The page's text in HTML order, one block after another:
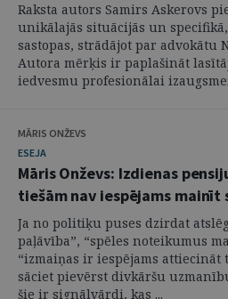
Raksta autors Samirs Askerovs
unikālajās situācijās un
sastopas, strādājot par advokātu
Autora mērķis ir paplašināt
iedvesmu profesionālai
MĀRIS ONŽEVS
ESEJA
Māris Onževs: Izdienas
tiešām nav iespējams mainīt
Ja no politiķu puses dzirdat
paļāvība”, “spēles noteikumus
“izmaiņas ir iespējams
sāciet pievērst divkāršu
šie ir signālvārdi, kas ...